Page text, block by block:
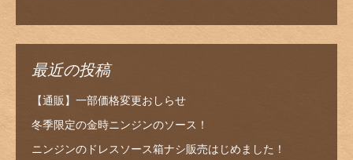
最近の投稿
【通販】一部価格変更おしらせ
冬季限定の金時ニンジンのソース！
ニンジンのドレスソース箱ナシ販売はじめました！